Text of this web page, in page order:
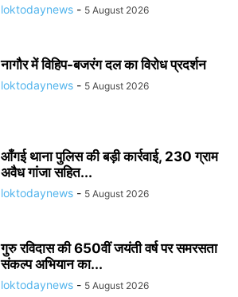
loktodaynews - 5 August 2026
नागौर में विहिप-बजरंग दल का विरोध प्रदर्शन
loktodaynews - 5 August 2026
आँगई थाना पुलिस की बड़ी कार्रवाई, 230 ग्राम
अवैध गांजा सहित...
loktodaynews - 5 August 2026
गुरु रविदास की 650वीं जयंती वर्ष पर समरसता
संकल्प अभियान का...
loktodaynews - 5 August 2026